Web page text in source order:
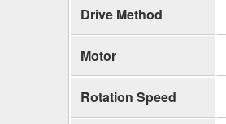
Drive Method
Motor
Rotation Speed